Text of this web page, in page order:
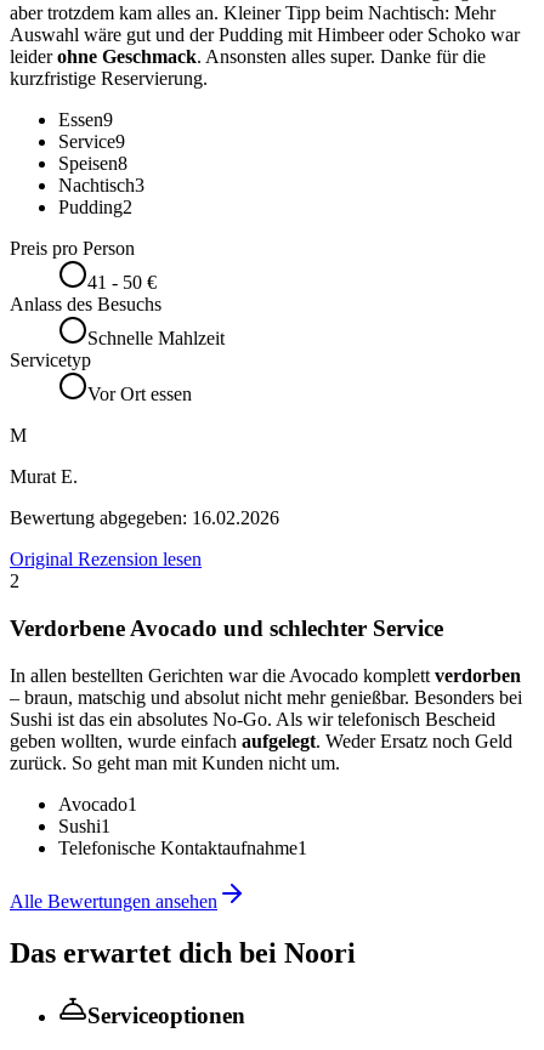
aber trotzdem kam alles an. Kleiner Tipp beim Nachtisch: Mehr
Auswahl wäre gut und der Pudding mit Himbeer oder Schoko war
leiderohne Geschmack. Ansonsten alles super. Danke für die
kurzfristige Reservierung.
Essen9
Service9
Speisen8
Nachtisch3
Pudding2
Preis pro Person
41 - 50 €
Anlass des Besuchs
Schnelle Mahlzeit
Servicetyp
Vor Ort essen
M
Murat E.
Bewertung abgegeben: 16.02.2026
Original Rezension lesen
2
Verdorbene Avocado und schlechter Service
In allen bestellten Gerichten war die Avocado komplett verdorben
– braun, matschig und absolut nicht mehr genießbar. Besonders bei
Sushi ist das ein absolutes No-Go. Als wir telefonisch Bescheid
geben wollten, wurde einfach aufgelegt. Weder Ersatz noch Geld
zurück. So geht man mit Kunden nicht um.
Avocado1
Sushi1
Telefonische Kontaktaufnahme1
Alle Bewertungen ansehen
Das erwartet dich bei Noori
Serviceoptionen